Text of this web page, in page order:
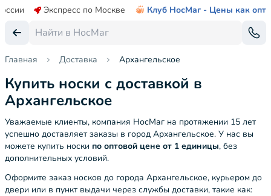
Экспресс по Москве Клуб НосМаг - Цены как опт
Главная Доставка Архангельское
Купить носки с доставкой в
Архангельское
Уважаемые клиенты, компания НосМаг на протяжении 15 лет
успешно доставляет заказы в город Архангельское. У нас вы
можете купить носки по оптовой цене от 1 единицы, без
дополнительных условий.
Оформите заказ носков до города Архангельское, курьером до
двери или в пункт выдачи через службы доставки, такие как: